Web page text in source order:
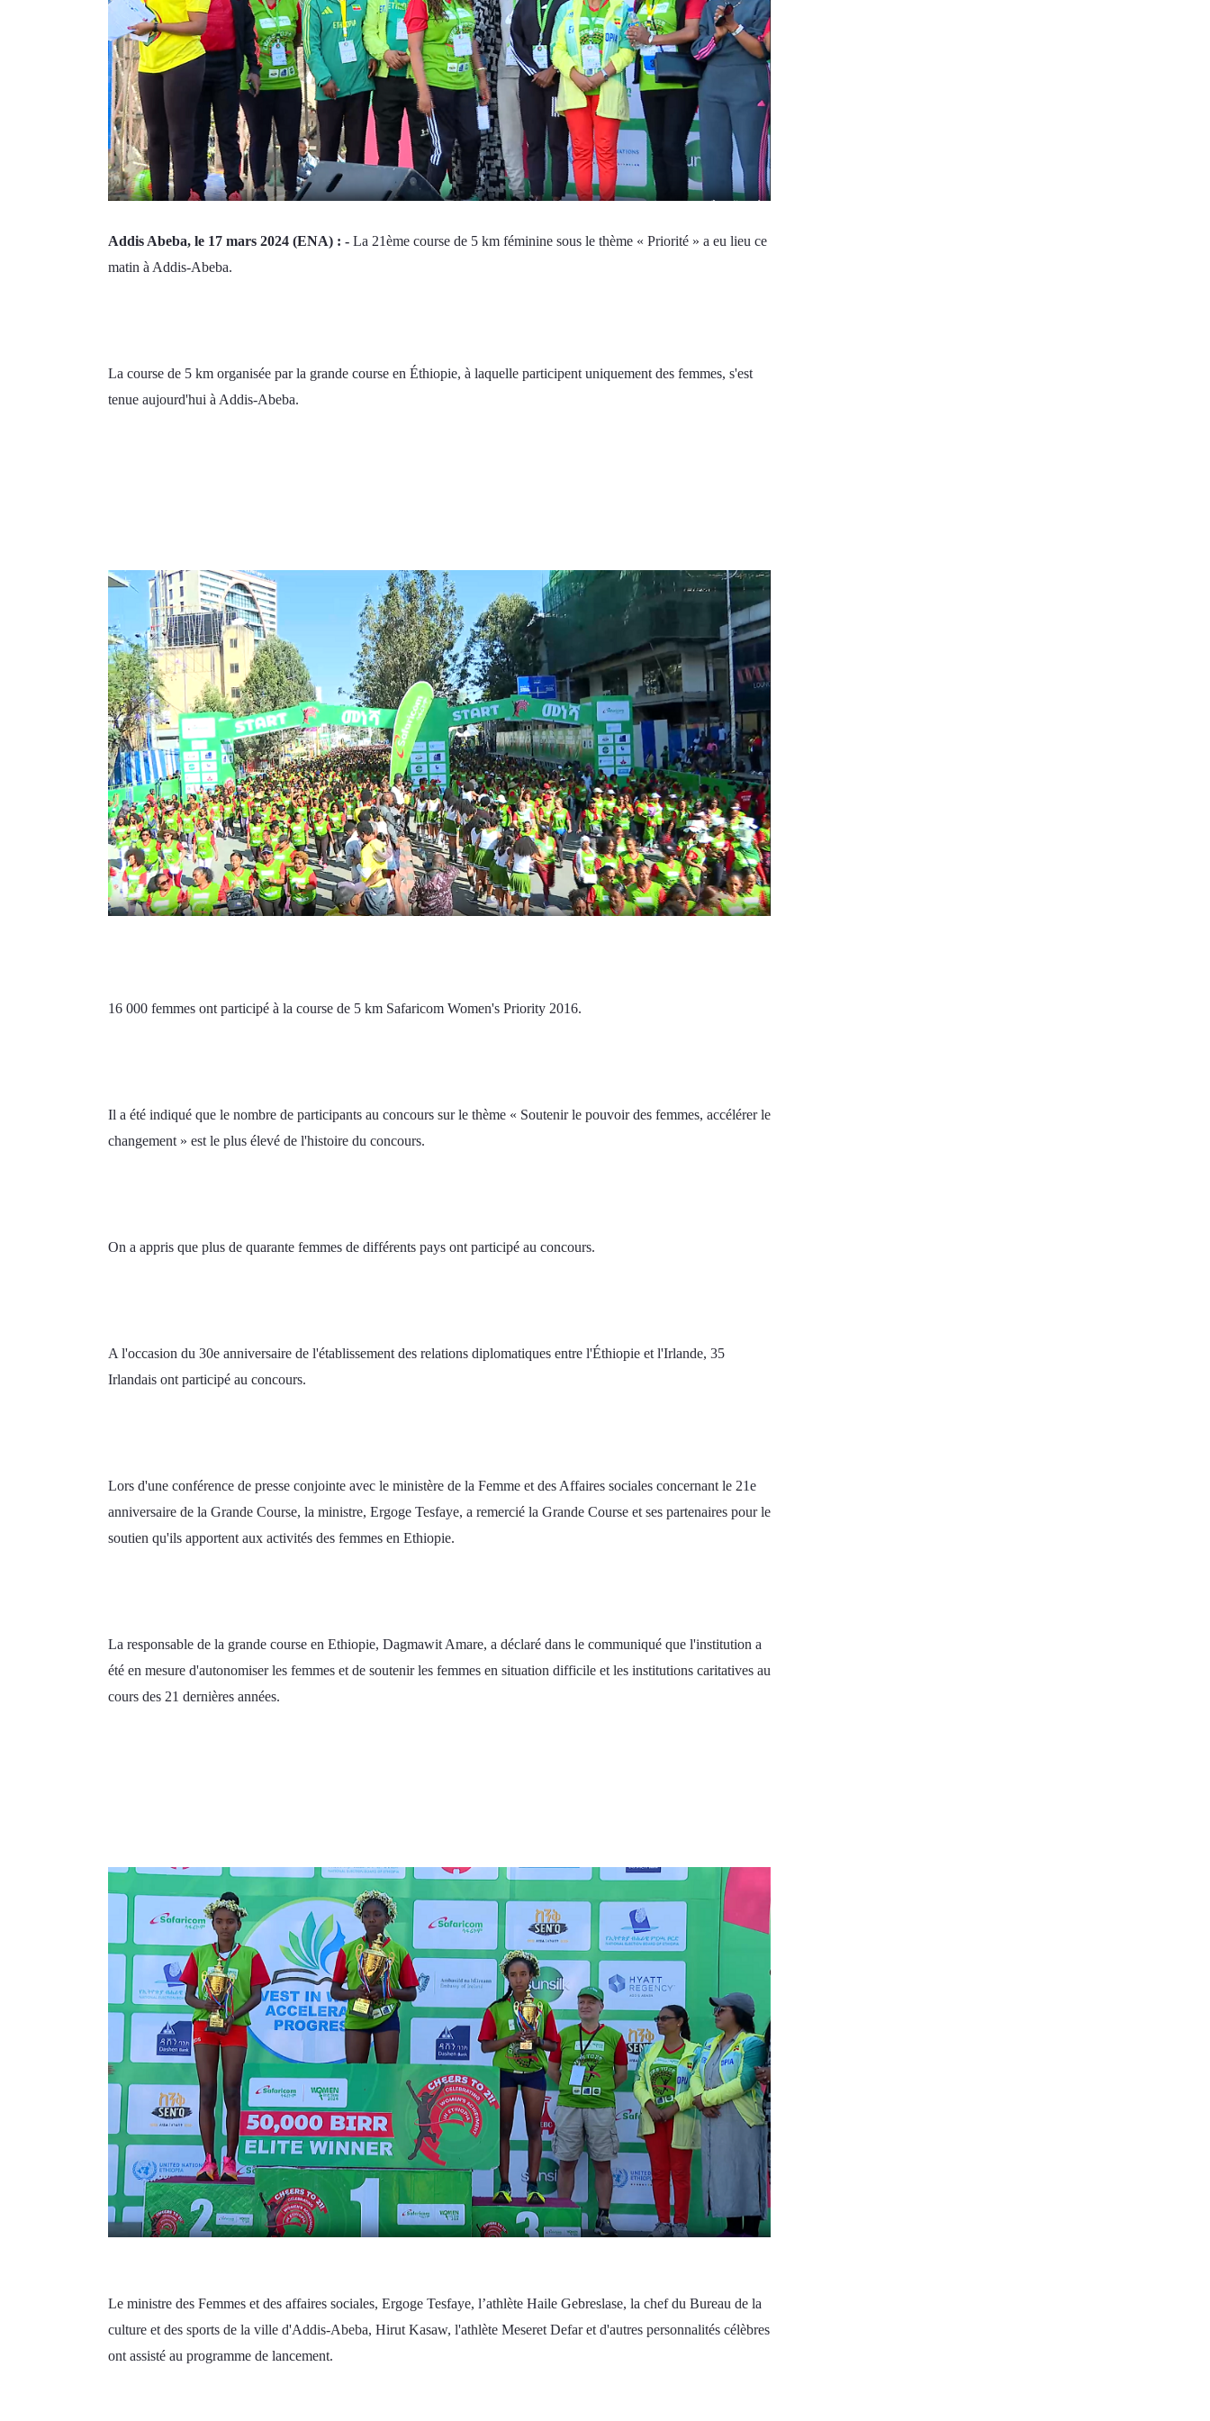
Addis Abeba, le 17 mars 2024 (ENA) : - La 21ème course de 5 km féminine sous le thème « Priorité » a eu lieu ce
matin à Addis-Abeba.
La course de 5 km organisée par la grande course en Éthiopie, à laquelle participent uniquement des femmes, s'est
tenue aujourd'hui à Addis-Abeba.
16 000 femmes ont participé à la course de 5 km Safaricom Women's Priority 2016.
Il a été indiqué que le nombre de participants au concours sur le thème « Soutenir le pouvoir des femmes, accélérer le
changement » est le plus élevé de l'histoire du concours.
On a appris que plus de quarante femmes de différents pays ont participé au concours.
A l'occasion du 30e anniversaire de l'établissement des relations diplomatiques entre l'Éthiopie et l'Irlande, 35
Irlandais ont participé au concours.
Lors d'une conférence de presse conjointe avec le ministère de la Femme et des Affaires sociales concernant le 21e
anniversaire de la Grande Course, la ministre, Ergoge Tesfaye, a remercié la Grande Course et ses partenaires pour le
soutien qu'ils apportent aux activités des femmes en Ethiopie.
La responsable de la grande course en Ethiopie, Dagmawit Amare, a déclaré dans le communiqué que l'institution a
été en mesure d'autonomiser les femmes et de soutenir les femmes en situation difficile et les institutions caritatives au
cours des 21 dernières années.
Le ministre des Femmes et des affaires sociales, Ergoge Tesfaye, l’athlète Haile Gebreslase, la chef du Bureau de la
culture et des sports de la ville d'Addis-Abeba, Hirut Kasaw, l'athlète Meseret Defar et d'autres personnalités célèbres
ont assisté au programme de lancement.